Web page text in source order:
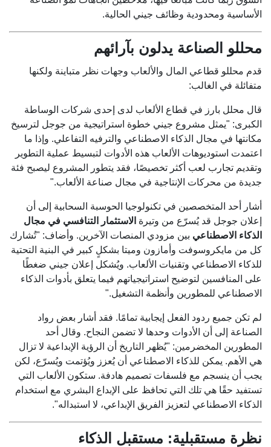
الأساسية ومحدودية وظائف جيني الحالية.
محللو الصناعة يدلون بآرائهم
قدم محللو قطاعي المال والألعاب وجهات نظر متباينة ولكنها
متفائلة في الغالب:
قال محلل بارز في قطاع الألعاب لدى إحدى شركات الوساطة
الكبرى: "يمثل مشروع جيني خطوة استراتيجية من جوجل لترسيخ
مكانتها في مجال الذكاء الاصطناعي والترفيه التفاعلي. وإذا ما
اعتمدت استوديوهات الألعاب هذه الأدوات لتبسيط عملية التطوير
وتقديم تجارب لعب أكثر تخصيصًا، فقد يتطور المشروع ليصبح فئة
جديدة من محركات الإنتاجية في مجال صناعة الألعاب."
أشار أحد المتخصصين في تكنولوجيا الحوسبة السحابية إلى أن
إعلان جوجل قد يُسرّع من وتيرة الاستثمار التنافسي في مجال
الذكاء الاصطناعي بين مزودي المنصات الآخرين. وأضاف: "تُشارك
كل من مايكروسوفت وأمازون وميتا بشكلٍ كبير في البنية التحتية
للذكاء الاصطناعي وتقنيات الألعاب. ويُشكل إعلان جيني ضغطًا
على المنافسين لتوضيح استراتيجياتهم فيما يتعلق بأدوات الذكاء
الاصطناعي للمطورين وأنظمة التشغيل."
لم تكن جميع ردود الفعل إيجابية تمامًا. فقد أشار بعض رواد
الصناعة إلى أن الأدوات وحدها لا تضمن النجاح. وقال أحد
المطورين المخضرمين: "يُظهر التاريخ أن الرؤية الإبداعية لا تزال
هي الأهم. يمكن للذكاء الاصطناعي أن يُعزز ويُؤتمت ويُسرّع، لكن
يجب أن ينسجم مع فلسفات تصميم هادفة. ستكون الألعاب التي
تستفيد حقًا هي تلك التي تحافظ على الإبداع البشري مع استخدام
الذكاء الاصطناعي لتعزيز الفريق الإبداعي، لا استبداله".
نظرة مستقبلية: مستقبل الذكاء